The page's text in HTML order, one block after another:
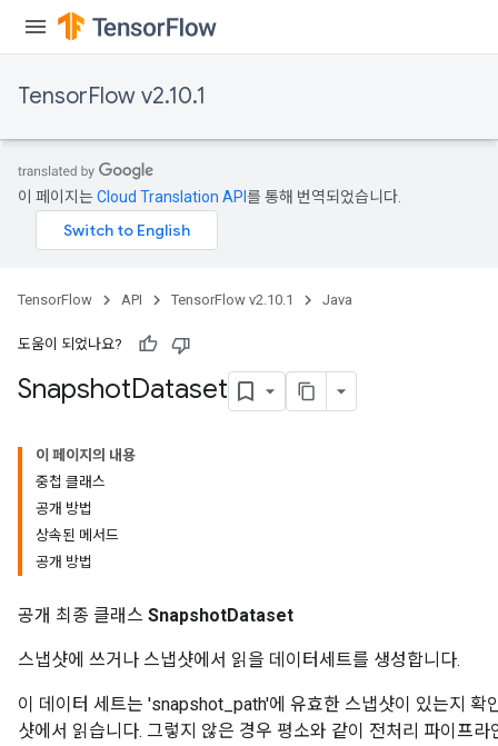
TensorFlow v2.10.1
이 페이지는Cloud Translation API 를 통해 번역되었습니다.
TensorFlow API TensorFlow v2.10.1 Java
도움이 되었나요?
SnapshotDataset
이 페이지의 내용
중첩 클래스
공개 방법
상속된 메서드
공개 방법
공개 최종 클래스 SnapshotDataset
스냅샷에 쓰거나 스냅샷에서 읽을 데이터세트를 생성합니다.
이 데이터 세트는 'snapshot_path'에 유효한 스냅샷이 있는지
샷에서 읽습니다. 그렇지 않은 경우 평소와 같이 전처리 파이프